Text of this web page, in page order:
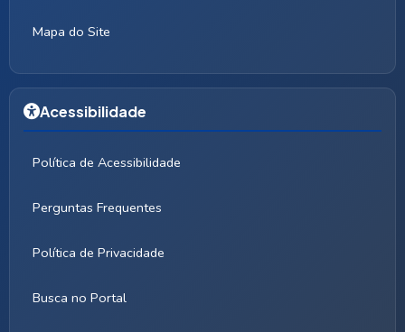
Mapa do Site
Acessibilidade
Política de Acessibilidade
Perguntas Frequentes
Política de Privacidade
Busca no Portal